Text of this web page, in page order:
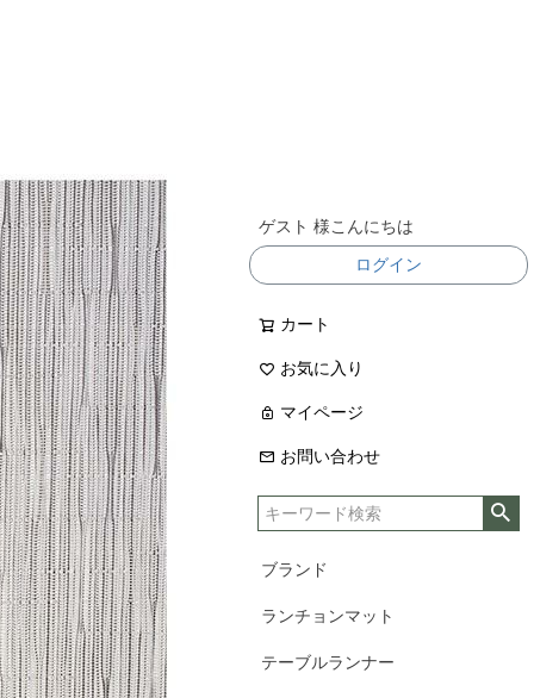
ゲスト 様こんにちは
ログイン
カート
お気に入り
マイページ
お問い合わせ
ブランド
ランチョンマット
テーブルランナー